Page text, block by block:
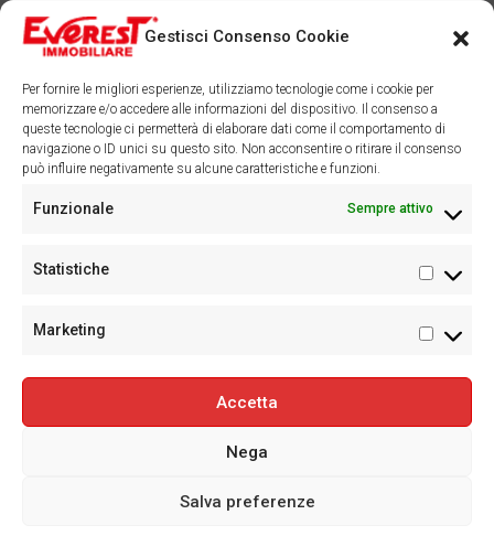
Gestisci Consenso Cookie
Per fornire le migliori esperienze, utilizziamo tecnologie come i cookie per
memorizzare e/o accedere alle informazioni del dispositivo. Il consenso a
queste tecnologie ci permetterà di elaborare dati come il comportamento di
navigazione o ID unici su questo sito. Non acconsentire o ritirare il consenso
può influire negativamente su alcune caratteristiche e funzioni.
Funzionale Sempre attivo
Statistiche
Marketing
Accetta
Nega
Salva preferenze